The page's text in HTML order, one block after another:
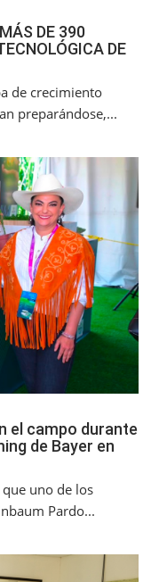
DE 390
DE
de crecimiento
preparándose,...
el campo durante
de Bayer en
uno de los
Pardo...